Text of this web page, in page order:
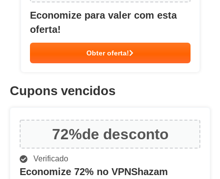
Economize para valer com esta
oferta!
Obter oferta!
Cupons vencidos
72%de desconto
Verificado
Economize 72% no VPNShazam